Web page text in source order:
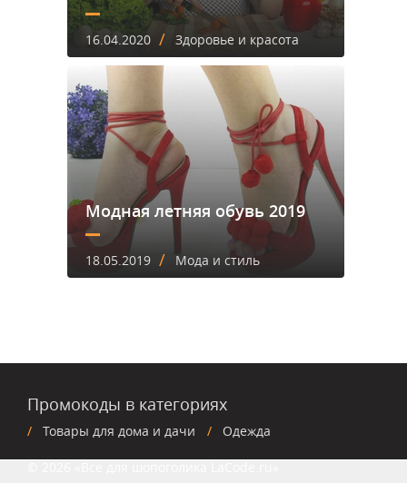
16.04.2020 / Здоровье и красота
Модная летняя обувь 2019
18.05.2019 / Мода и стиль
Промокоды в категориях
Товары для дома и дачи Одежда